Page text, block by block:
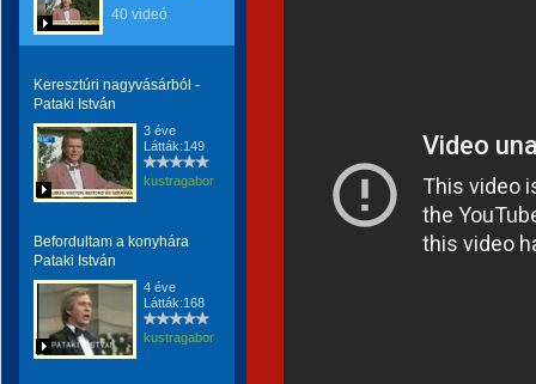
40 videó
Keresztúri nagyvásárból -
Pataki István
3 éve
Látták:149
kustragabor
Befordultam a konyhára
Pataki István
4 éve
Látták:168
kustragabor